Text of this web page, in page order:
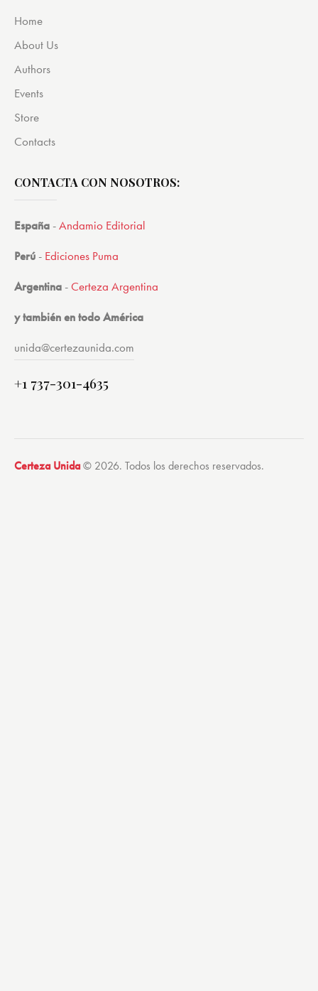
Home
About Us
Authors
Events
Store
Contacts
CONTACTA CON NOSOTROS:
España -Andamio Editorial
Perú - Ediciones Puma
Argentina -Certeza Argentina
y también en todo América
unida@certezaunida.com
+1 737-301-4635
Certeza Unida© 2026. Todos los derechos reservados.